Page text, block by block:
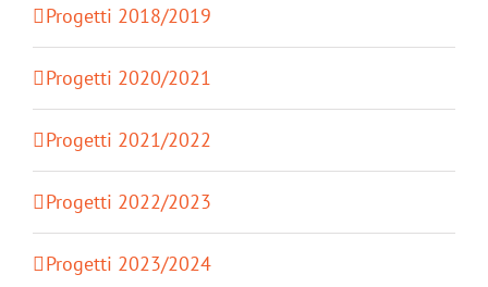
Progetti 2018/2019
Progetti 2020/2021
Progetti 2021/2022
Progetti 2022/2023
Progetti 2023/2024